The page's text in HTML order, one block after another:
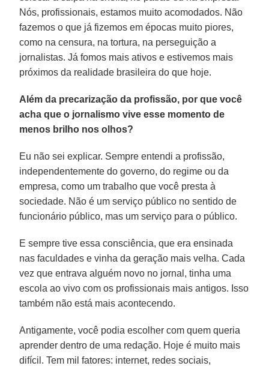
Nós, profissionais, estamos muito acomodados. Não
fazemos o que já fizemos em épocas muito piores,
como na censura, na tortura, na perseguição a
jornalistas. Já fomos mais ativos e estivemos mais
próximos da realidade brasileira do que hoje.
Além da precarização da profissão, por que você
acha que o jornalismo vive esse momento de
menos brilho nos olhos?
Eu não sei explicar. Sempre entendi a profissão,
independentemente do governo, do regime ou da
empresa, como um trabalho que você presta à
sociedade. Não é um serviço público no sentido de
funcionário público, mas um serviço para o público.
E sempre tive essa consciência, que era ensinada
nas faculdades e vinha da geração mais velha. Cada
vez que entrava alguém novo no jornal, tinha uma
escola ao vivo com os profissionais mais antigos. Isso
também não está mais acontecendo.
Antigamente, você podia escolher com quem queria
aprender dentro de uma redação. Hoje é muito mais
difícil. Tem mil fatores: internet, redes sociais,